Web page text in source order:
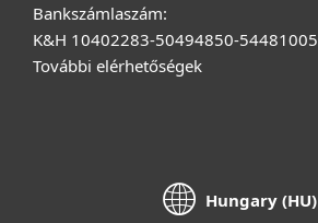
Bankszámlaszám:
K&H 10402283-50494850-54481005
További elérhetőségek
Hungary (HU)